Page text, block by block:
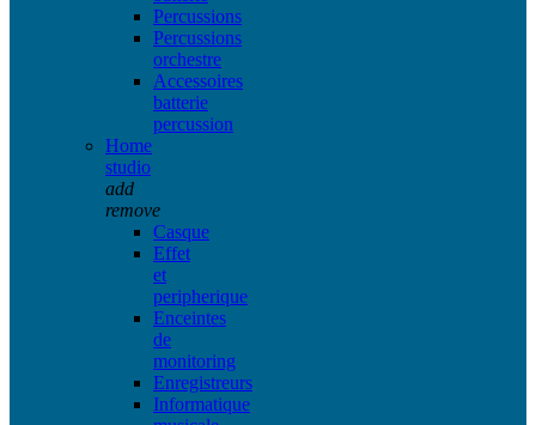
Percussions
Percussions
orchestre
Accessoires
batterie
percussion
Home
studio
add
remove
Casque
Effet
et
peripherique
Enceintes
de
monitoring
Enregistreurs
Informatique